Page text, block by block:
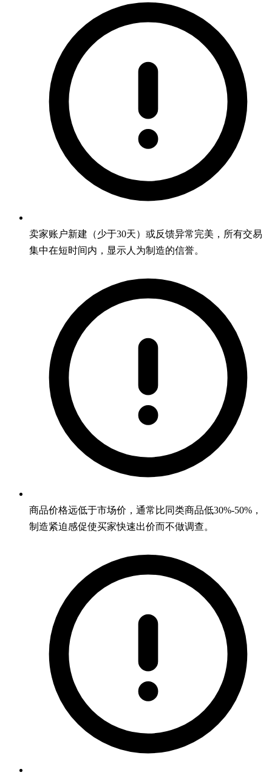
卖家账户新建（少于30天）或反馈异常完美，所有交易
集中在短时间内，显示人为制造的信誉。
商品价格远低于市场价，通常比同类商品低30%-50%，
制造紧迫感促使买家快速出价而不做调查。